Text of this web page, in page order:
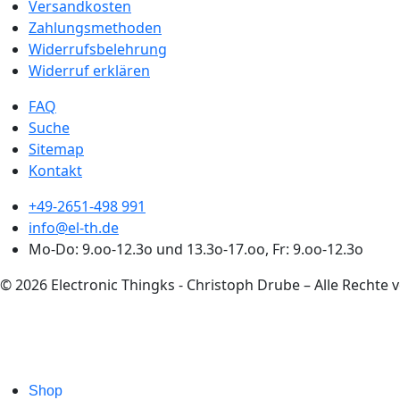
Versandkosten
Zahlungsmethoden
Widerrufsbelehrung
Widerruf erklären
FAQ
Suche
Sitemap
Kontakt
+49-2651-498 991
info@el-th.de
Mo-Do: 9.oo-12.3o und 13.3o-17.oo, Fr: 9.oo-12.3o
© 2026 Electronic Thingks - Christoph Drube – Alle Rechte
Shop